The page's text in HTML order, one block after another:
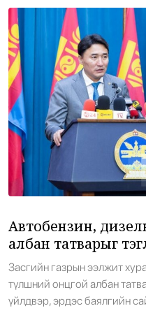
18
Европ хэт
хотдоо улаан
зарлалаа
Дэлхий/АДМИН •
19
Тэсрэх бодис
үндэсний
шалгаж
20
Задгай
хавтан
Сонин хачин /
10,017 тонн АИ-92 бензин
Ангарскийн […]
Автобензин,
албан татварыг
Засгийн газрын ээлжит
түлшний онцгой албан
үйлдвэр, эрдэс баялгийн